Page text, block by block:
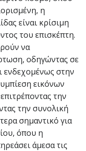
η
είναι κρίσιμη
του επισκέπτη.
να
οδηγώντας σε
ενδεχομένως στην
εικόνων
την
την συνολική
σημαντικό για
όπου η
άμεσα τις